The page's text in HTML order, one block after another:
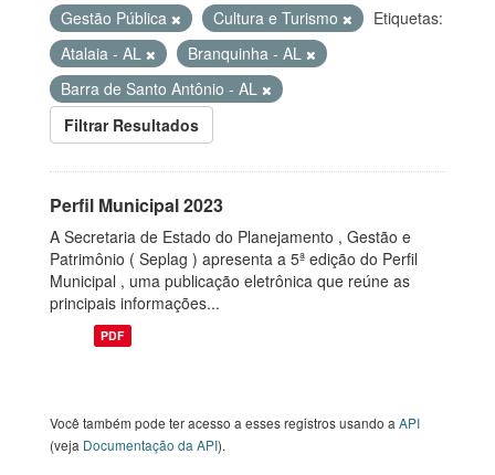
Gestão Pública
Cultura e Turismo
Etiquetas:
Atalaia - AL
Branquinha - AL
Barra de Santo Antônio - AL
Filtrar Resultados
Perfil Municipal 2023
A Secretaria de Estado do Planejamento , Gestão e
Patrimônio ( Seplag ) apresenta a 5ª edição do Perfil
Municipal , uma publicação eletrônica que reúne as
principais informações...
PDF
Você também pode ter acesso a esses registros usando a API
(veja Documentação da API).